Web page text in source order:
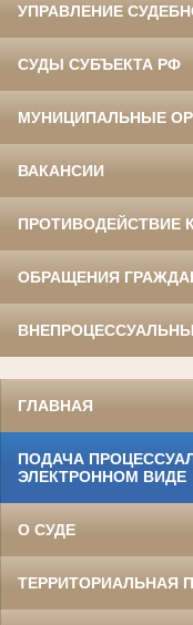
УПРАВЛЕНИЕ
СУДЫ СУБЪЕКТА РФ
МУНИЦИПАЛЬНЫЕ
ВАКАНСИИ
ПРОТИВОДЕЙСТВИЕ
ОБРАЩЕНИЯ
ГЛАВНАЯ
ПОДАЧА
ЭЛЕКТРОННОМ ВИДЕ
О СУДЕ
ТЕРРИТОРИАЛЬНАЯ